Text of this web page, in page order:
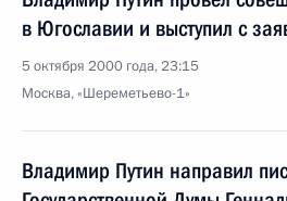
в Югославии и выступил с
5 октября 2000 года, 23:15
Москва, «Шереметьево-1»
Владимир Путин направил